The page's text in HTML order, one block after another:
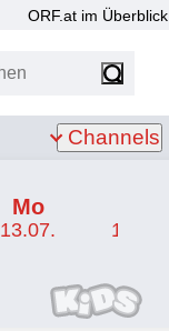
ORF.at im Überblick
Suchen
Channels
Mo
13.07. 14.07.
ORF KIDS